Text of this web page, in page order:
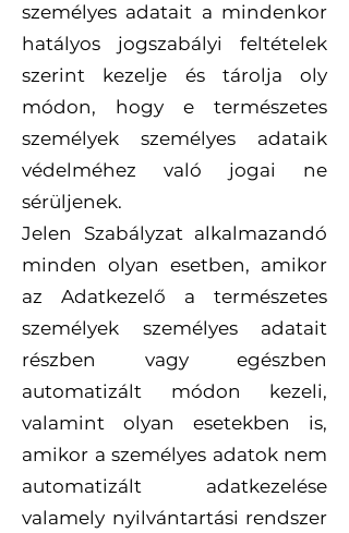
személyes adatait a mindenkor
hatályos jogszabályi feltételek
szerint kezelje és tárolja oly
módon, hogy e természetes
személyek személyes adataik
védelméhez való jogai ne
sérüljenek.
Jelen Szabályzat alkalmazandó
minden olyan esetben, amikor
az Adatkezelő a természetes
személyek személyes adatait
részben vagy egészben
automatizált módon kezeli,
valamint olyan esetekben is,
amikor a személyes adatok nem
automatizált adatkezelése
valamely nyilvántartási rendszer